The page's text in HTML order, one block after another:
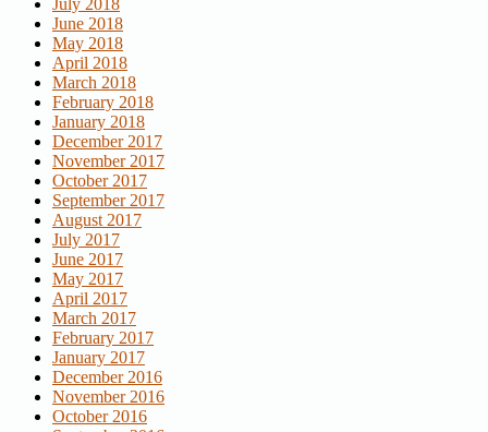
July 2018
June 2018
May 2018
April 2018
March 2018
February 2018
January 2018
December 2017
November 2017
October 2017
September 2017
August 2017
July 2017
June 2017
May 2017
April 2017
March 2017
February 2017
January 2017
December 2016
November 2016
October 2016